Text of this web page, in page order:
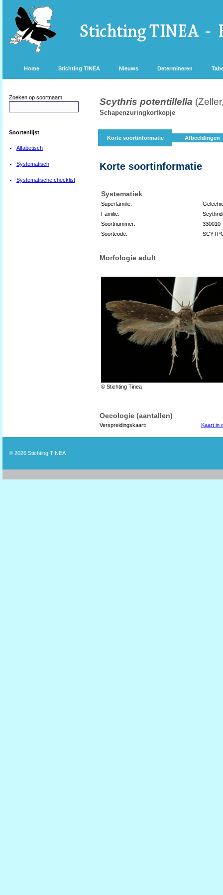
Home Stichting TINEA Nieuws Determineren
Zoeken op soortnaam:
Soortenlijst
Alfabetisch
Systematisch
Systematische checklist
Scythris potentillella
Schapenzuringkortkopje
Korte soortinformatie Afbeeldingen
Korte soortinformatie
Systematiek
Superfamilie:
Familie:
Soortnummer:
330010
Soortcode:
Morfologie adult
© Stichting Tinea
Oecologie (aantallen)
Verspreidingskaart: Kaart in
© 2026 Stichting TINEA